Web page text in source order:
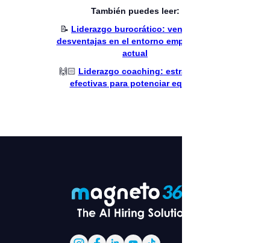
También puedes leer:
📝 Liderazgo burocrático: ventajas y
desventajas en el entorno empresarial
actual
🙌🏻 Liderazgo coaching: estrategias
efectivas para potenciar equipo